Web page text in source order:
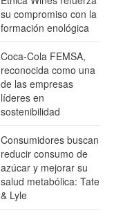
su compromiso con la
formación enológica
Coca-Cola FEMSA,
reconocida como una
de las empresas
líderes en
sostenibilidad
Consumidores buscan
reducir consumo de
azúcar y mejorar su
salud metabólica: Tate
& Lyle